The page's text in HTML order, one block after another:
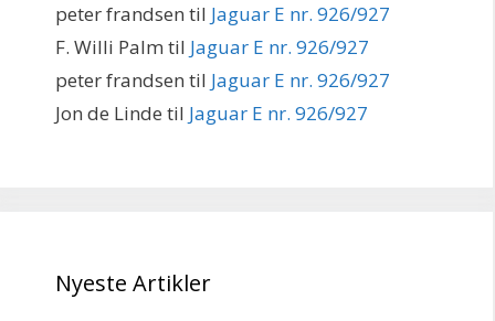
peter frandsen til Jaguar E nr. 926/927
F. Willi Palm til Jaguar E nr. 926/927
peter frandsen til Jaguar E nr. 926/927
Jon de Linde til Jaguar E nr. 926/927
Nyeste Artikler